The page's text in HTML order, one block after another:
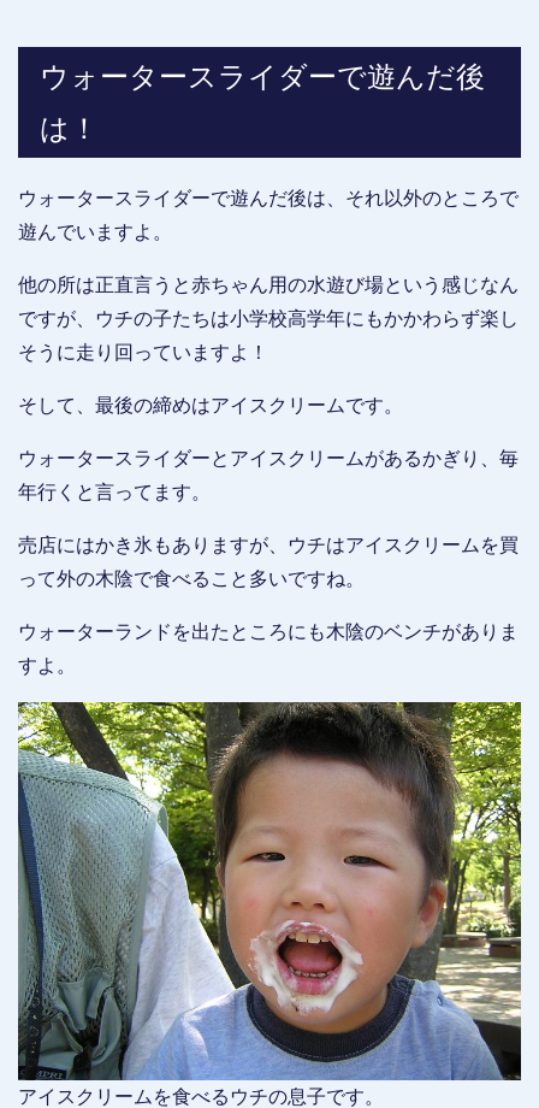
ウォータースライダーで遊んだ後
は！
ウォータースライダーで遊んだ後は、それ以外のところで
遊んでいますよ。
他の所は正直言うと赤ちゃん用の水遊び場という感じなん
ですが、ウチの子たちは小学校高学年にもかかわらず楽し
そうに走り回っていますよ！
そして、最後の締めはアイスクリームです。
ウォータースライダーとアイスクリームがあるかぎり、毎
年行くと言ってます。
売店にはかき氷もありますが、ウチはアイスクリームを買
って外の木陰で食べること多いですね。
ウォーターランドを出たところにも木陰のベンチがありま
すよ。
アイスクリームを食べるウチの息子です。